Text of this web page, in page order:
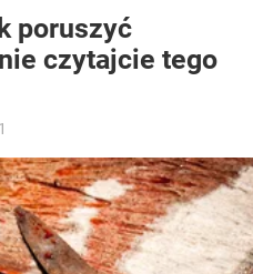
poruszyć
czytajcie tego